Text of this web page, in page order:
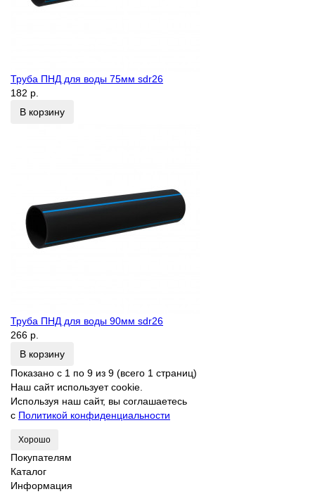
Труба ПНД для воды 75мм sdr26
182 р.
В корзину
Труба ПНД для воды 90мм sdr26
266 р.
В корзину
Показано с 1 по 9 из 9 (всего 1 страниц)
Наш сайт использует cookie.
Используя наш сайт, вы соглашаетесь
с Политикой конфиденциальности
Хорошо
Покупателям
Каталог
Информация